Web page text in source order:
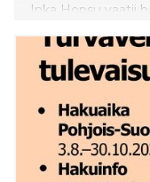
Inka Hopsu vaatii
leikkauksen